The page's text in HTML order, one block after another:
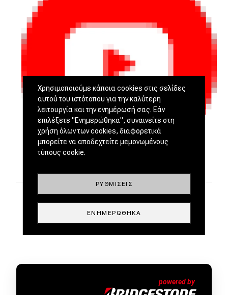
Χρησιμοποιούμε κάποια cookies στις σελίδες
αυτού του ιστότοπου για την καλύτερη
λειτουργία και την ενημέρωσή σας. Εάν
επιλέξετε "Ενημερώθηκα", συναινείτε στη
χρήση όλων των cookies, διαφορετικά
μπορείτε να αποδεχτείτε μεμονωμένους
τύπους cookie.
ΡΥΘΜΊΣΕΙΣ
ΕΝΗΜΕΡΏΘΗΚΑ